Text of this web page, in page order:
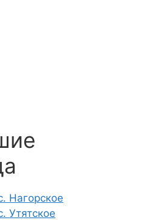
Нагорское
Утятское